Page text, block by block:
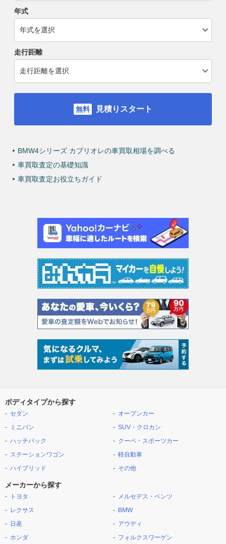
年式
走行距離
見積りスタート
BMW4シリーズ カブリオレの車買取相場を調べる
車買取査定の基礎知識
車買取査定お役立ちガイド
ボディタイプから探す
セダン
ミニバン
ハッチバック
ステーションワゴン
ハイブリッド
オープンカー
SUV・クロカン
クーペ・スポーツカー
軽自動車
その他
メーカーから探す
トヨタ
レクサス
日産
ホンダ
メルセデス・ベンツ
BMW
アウディ
フォルクスワーゲン